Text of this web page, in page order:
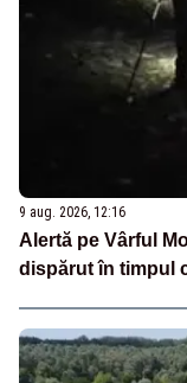
9 aug. 2026, 12:16
Alertă pe Vârful
dispărut în timpul